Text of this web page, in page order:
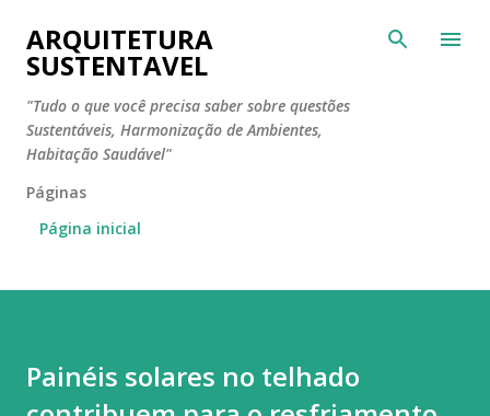
Pular para o conteúdo principal
ARQUITETURA
SUSTENTAVEL
"Tudo o que você precisa saber sobre questões
Sustentáveis, Harmonização de Ambientes,
Habitação Saudável"
Páginas
Página inicial
Painéis solares no telhado